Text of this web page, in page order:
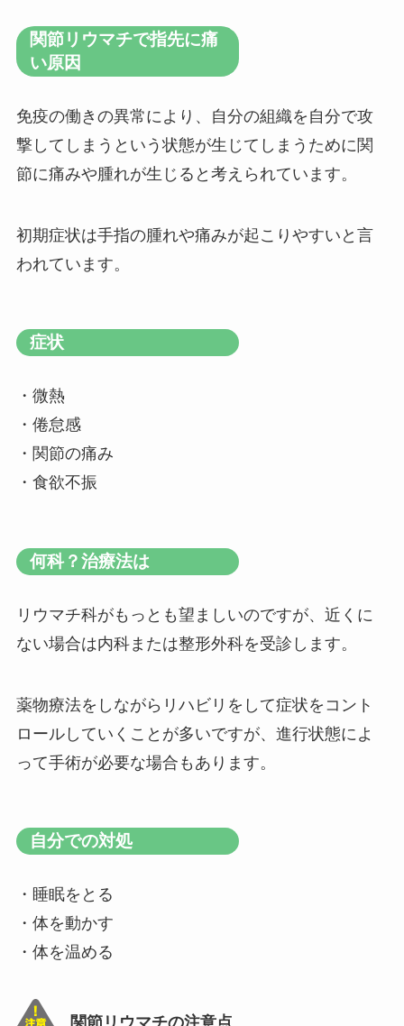
関節リウマチで指先に痛
い原因
免疫の働きの異常により、自分の組織を自分で攻
撃してしまうという状態が生じてしまうために関
節に痛みや腫れが生じると考えられています。
初期症状は手指の腫れや痛みが起こりやすいと言
われています。
症状
・微熱
・倦怠感
・関節の痛み
・食欲不振
何科？治療法は
リウマチ科がもっとも望ましいのですが、近くに
ない場合は内科または整形外科を受診します。
薬物療法をしながらリハビリをして症状をコント
ロールしていくことが多いですが、進行状態によ
って手術が必要な場合もあります。
自分での対処
・睡眠をとる
・体を動かす
・体を温める